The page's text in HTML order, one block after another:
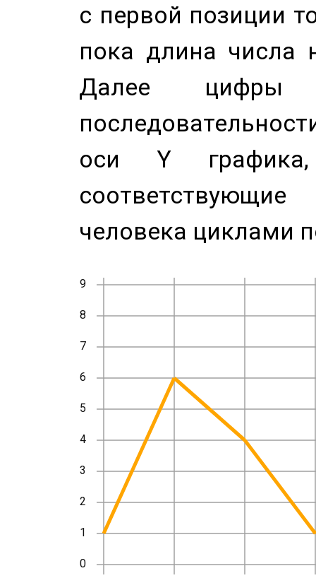
с первой позиции
пока длина числа
Далее цифры
оси Y
человека циклами